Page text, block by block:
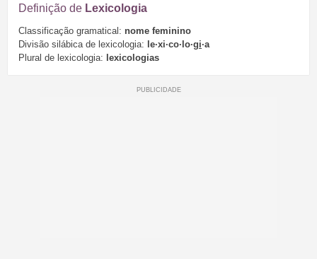
Definição de Lexicologia
Classificação gramatical: nome feminino
Divisão silábica de lexicologia: le·xi·co·lo·gi·a
Plural de lexicologia: lexicologias